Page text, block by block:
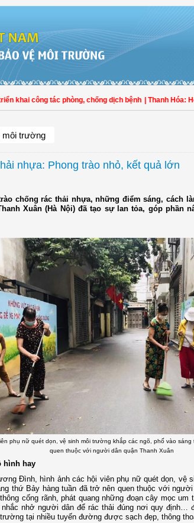
công tác phòng, chống dịch bệnh | Thanh Hóa: Hội
môi trường
nhựa: Phong trào nhỏ, kết quả lớn
chống rác thải nhựa, những điểm sáng, cách
Xuân (Hà Nội) đã tạo sự lan tỏa, góp phần
phụ nữ quét dọn, vệ sinh môi trường khắp các ngõ, phố vào
quen thuộc với người dân quận Thanh Xuân
hình hay
Đình, hình ảnh các hội viên phụ nữ quét dọn, vệ
thứ Bảy hàng tuần đã trở nên quen thuộc với
cống rãnh, phát quang những đoạn cây mọc um
nhắc nhở người dân để rác thải đúng nơi quy định…
tại nhiều tuyến đường được sạch đẹp, thông